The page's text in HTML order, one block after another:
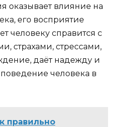
оказывает влияние на
его восприятие
человеку справится с
страхами, стрессами,
даёт надежду и
человека в
правильно